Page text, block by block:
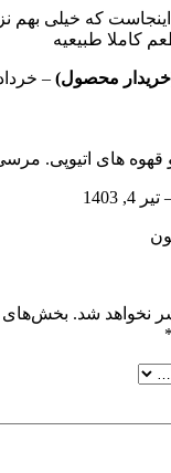
که خیلی بهم
کاملا طبیعیه
محصول) – خرداد 28,
قهوه های اتیوپی.
تیر 4, 1403
نخواهد شد. بخش‌های
*